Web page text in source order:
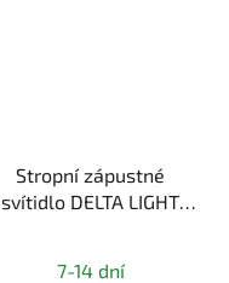
Stropní zápustné
svítidlo DELTA LIGHT
7-14 dní